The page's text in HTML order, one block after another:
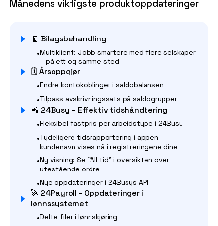
Månedens viktigste produktoppdateringer
🧾 Bilagsbehandling
•Multiklient: Jobb smartere med flere selskaper
– på ett og samme sted
🗓️ Årsoppgjør
•Endre kontokoblinger i saldobalansen
•Tilpass avskrivningssats på saldogrupper
📲 24Busy – Effektiv tidshåndtering
•Fleksibel fastpris per arbeidstype i 24Busy
•Tydeligere tidsrapportering i appen –
kundenavn vises nå i registreringene dine
•Ny visning: Se "All tid" i oversikten over
utestående ordre
•Nye oppdateringer i 24Busys API
🚀 24Payroll - Oppdateringer i
lønnssystemet
•Delte filer i lønnskjøring